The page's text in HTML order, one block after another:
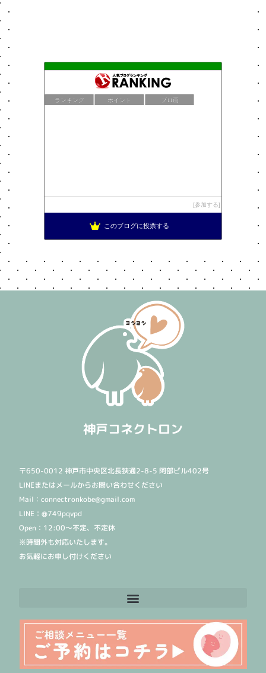
ランキング ポイント ブロ画
参加する
このブログに投票する
神戸コネクトロン
〒650-0012 神戸市中央区北長狭通2-8-5 阿部ビル402号
LINEまたはメールからお問い合わせください
Mail：connectronkobe@gmail.com
LINE：@749pqvpd
Open：12:00〜不定、不定休
※時間外も対応いたします。
お気軽にお申し付けください